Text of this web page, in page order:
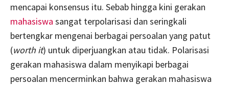
mencapai konsensus itu. Sebab hingga kini gerakan
mahasiswa sangat terpolarisasi dan seringkali
bertengkar mengenai berbagai persoalan yang patut
(worth it) untuk diperjuangkan atau tidak. Polarisasi
gerakan mahasiswa dalam menyikapi berbagai
persoalan mencerminkan bahwa gerakan mahasiswa